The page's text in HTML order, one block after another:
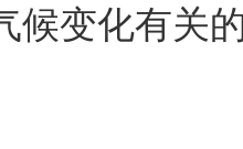
候变化有关